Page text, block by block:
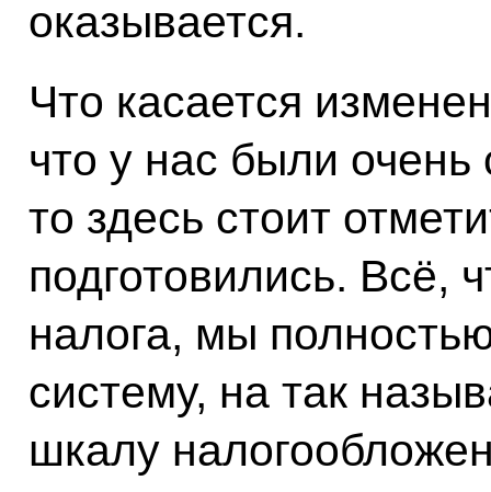
оказывается.
Что касается
что у нас были
то здесь стоит
подготовились. Всё,
налога, мы
систему, на так
шкалу